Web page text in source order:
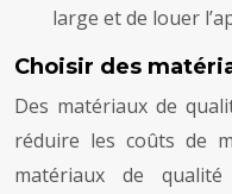
large et de louer
Choisir des
Des matériaux de
réduire les coûts de
matériaux de